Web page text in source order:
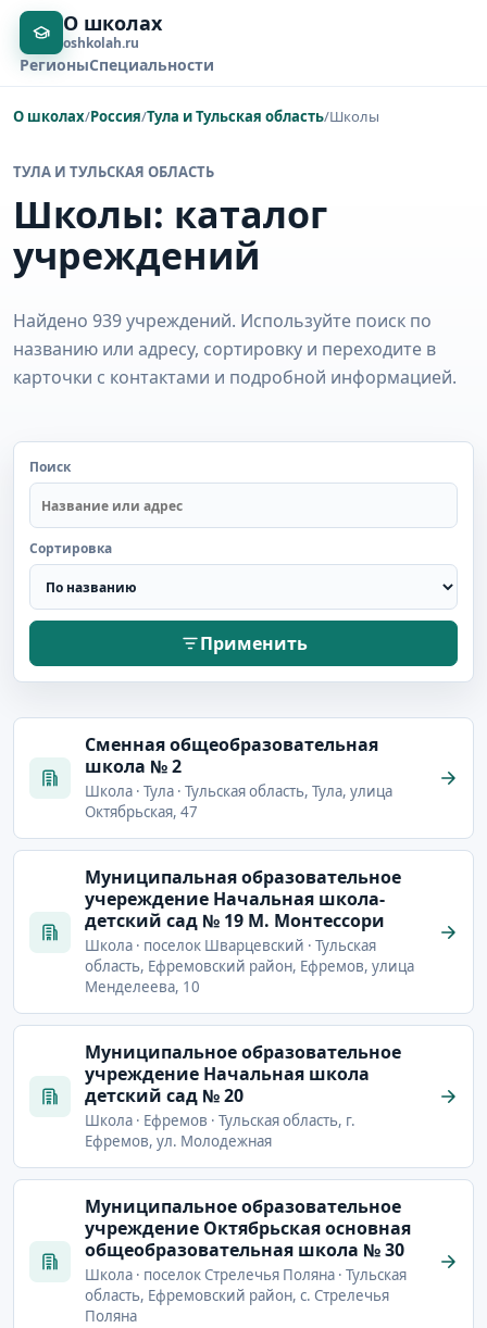
О школах
oshkolah.ru
РегионыСпециальности
О школах/Россия/Тула и Тульская область/Школы
ТУЛА И ТУЛЬСКАЯ ОБЛАСТЬ
Школы: каталог
учреждений
Найдено 939 учреждений. Используйте поиск по
названию или адресу, сортировку и переходите в
карточки с контактами и подробной информацией.
Поиск
Сортировка
Применить
Cменная общеобразовательная
школа № 2
Школа · Тула · Тульская область, Тула, улица
Октябрьская, 47
Mуниципальная образовательное
учереждение Начальная школа-
детский сад № 19 М. Монтессори
Школа · поселок Шварцевский · Тульская
область, Ефремовский район, Ефремов, улица
Менделеева, 10
Mуниципальное образовательное
учреждение Начальная школа
детский сад № 20
Школа · Ефремов · Тульская область, г.
Ефремов, ул. Молодежная
Mуниципальное образовательное
учреждение Октябрьская основная
общеобразовательная школа № 30
Школа · поселок Стрелечья Поляна · Тульская
область, Ефремовский район, с. Стрелечья
Поляна